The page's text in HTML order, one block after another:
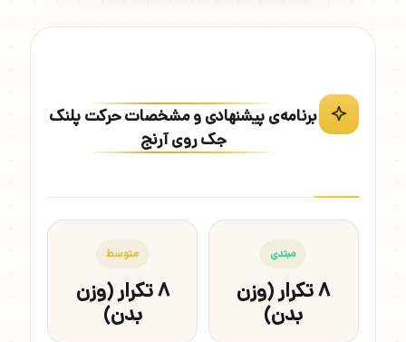
برنامه‌ی پیشنهادی و مشخصات حرکت پلنک
جک روی آرنج
مبتدی
۸ تکرار (وزن
بدن)
متوسط
۸ تکرار (وزن
بدن)